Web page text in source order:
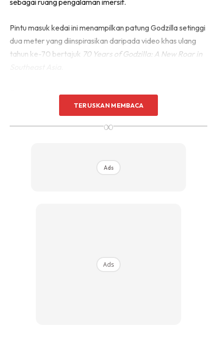
Pintu masuk kedai ini menampilkan patung Godzilla setinggi
dua meter yang diinspirasikan daripada video khas ulang
tahun ke-70 bertajuk 70 Years of Godzilla: A New Roar in
Patung ini dipamerkan buat kali pertama di dunia,
menjadikannya tarikan eksklusif yang tidak boleh
dilepaskan oleh peminat setia.
TERUSKAN MEMBACA
∞
Ads
Ads